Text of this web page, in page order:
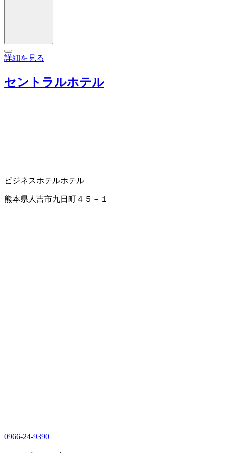
詳細を見る
セントラルホテル
ビジネスホテルホテル
熊本県人吉市九日町４５－１
0966-24-9390